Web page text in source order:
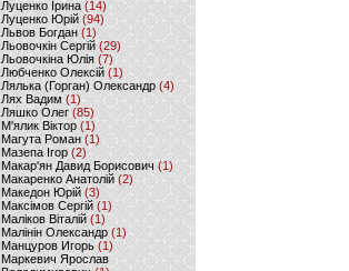
Луценко Ірина (14)
Луценко Юрій (94)
Львов Богдан (1)
Льовочкін Сергій (29)
Льовочкіна Юлія(7)
Любченко Олексій(1)
Лялька (Горган) Олександр(4)
Лях Вадим (1)
Ляшко Олег (85)
М'ялик Віктор(1)
Магута Роман(1)
Мазепа Ігор (2)
Макар'ян Давид Борисович(1)
Макаренко Анатолій (2)
Македон Юрій(3)
Максімов Сергій (1)
Маліков Віталій (1)
Малінін Олександр (1)
Манцуров Игорь (1)
Маркевич Ярослав